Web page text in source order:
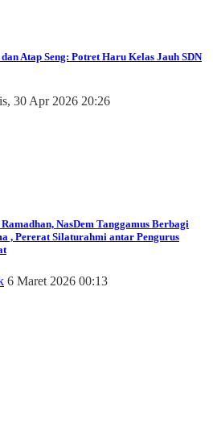
Atap Seng: Potret Haru Kelas Jauh SDN
30 Apr 2026 20:26
NasDem Tanggamus Berbagi
, Pererat Silaturahmi antar Pengurus
6 Maret 2026 00:13